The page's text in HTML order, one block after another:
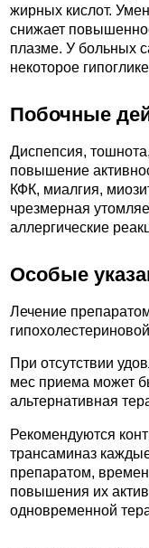
жирных кислот.
снижает
плазме. У больных
некоторое
Побочные
Диспепсия,
повышение
КФК, миалгия,
чрезмерная
аллергические
Особые
Лечение
При отсутствии
мес приема может
альтернативная
Рекомендуются
трансаминаз
препаратом,
повышения их
одновременной